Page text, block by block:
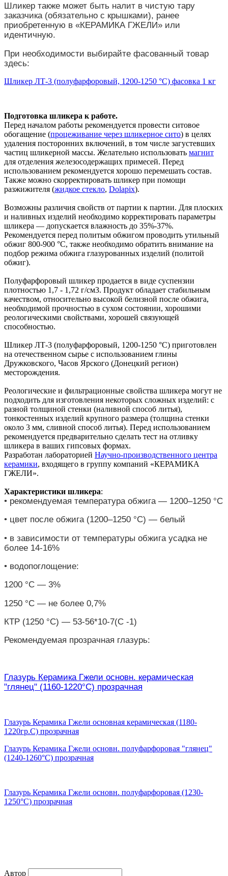
Шликер также может быть налит в чистую тару
заказчика (обязательно с крышками), ранее
приобретенную в «КЕРАМИКА ГЖЕЛИ» или
идентичную.
При необходимости выбирайте фасованный товар
здесь:
Шликер ЛТ-3 (полуфарфоровый, 1200-1250 °С) фасовка 1 кг
Подготовка шликера к работе.
Перед началом работы рекомендуется провести ситовое
обогащение (процеживание через шликерное сито) в целях
удаления посторонних включений, в том числе загустевших
частиц шликерной массы. Желательно использовать магнит
для отделения железосодержащих примесей. Перед
использованием рекомендуется хорошо перемешать состав.
Также можно скорректировать шликер при помощи
разжижителя (жидкое стекло, Dolapix).
Возможны различия свойств от партии к партии. Для плоских
и наливных изделий необходимо корректировать параметры
шликера — допускается влажность до 35%-37%.
Рекомендуется перед политым обжигом проводить утильный
обжиг 800-900 °С, также необходимо обратить внимание на
подбор режима обжига глазурованных изделий (политой
обжиг).
Полуфарфоровый шликер продается в виде суспензии
плотностью 1,7 - 1,72 г/см3. Продукт обладает стабильным
качеством, относительно высокой белизной после обжига,
необходимой прочностью в сухом состоянии, хорошими
реологическими свойствами, хорошей связующей
способностью.
Шликер ЛТ-3 (полуфарфоровый, 1200-1250 °С) приготовлен
на отечественном сырье с использованием глины
Дружковского, Часов Ярского (Донецкий регион)
месторождения.
Реологические и фильтрационные свойства шликера могут не
подходить для изготовления некоторых сложных изделий: с
разной толщиной стенки (наливной способ литья),
тонкостенных изделий крупного размера (толщина стенки
около 3 мм, сливной способ литья). Перед использованием
рекомендуется предварительно сделать тест на отливку
шликера в ваших гипсовых формах.
Разработан лабораторией Научно-производственного центра
керамики, входящего в группу компаний «КЕРАМИКА
ГЖЕЛИ».
Характеристики шликера:
• рекомендуемая температура обжига — 1200–1250 °С
• цвет после обжига (1200–1250 °С) — белый
• в зависимости от температуры обжига усадка не
более 14-16%
• водопоглощение:
1200 °С — 3%
1250 °С — не более 0,7%
КТР (1250 °С) — 53-56*10-7(С -1)
Рекомендуемая прозрачная глазурь:
Глазурь Керамика Гжели основн. керамическая
"глянец" (1160-1220°С) прозрачная
Глазурь Керамика Гжели основная керамическая (1180-
1220гр.С) прозрачная
Глазурь Керамика Гжели основн. полуфарфоровая "глянец"
(1240-1260°С) прозрачная
Глазурь Керамика Гжели основн. полуфарфоровая (1230-
1250°С) прозрачная
Автор